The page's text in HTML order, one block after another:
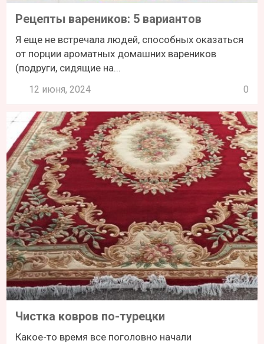
Рецепты вареников: 5 вариантов
Я еще не встречала людей, способных оказаться
от порции ароматных домашних вареников
(подруги, сидящие на...
12 июня, 2024 0
Чистка ковров по-турецки
Какое-то время все поголовно начали